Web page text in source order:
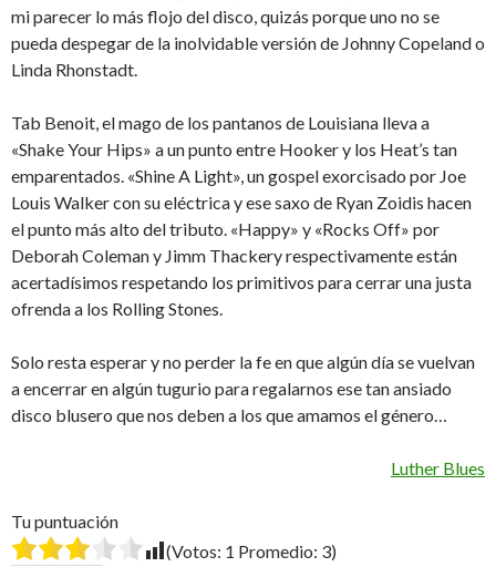
mi parecer lo más flojo del disco, quizás porque uno no se
pueda despegar de la inolvidable versión de Johnny Copeland o
Linda Rhonstadt.
Tab Benoit, el mago de los pantanos de Louisiana lleva a
«Shake Your Hips» a un punto entre Hooker y los Heat’s tan
emparentados. «Shine A Light», un gospel exorcisado por Joe
Louis Walker con su eléctrica y ese saxo de Ryan Zoidis hacen
el punto más alto del tributo. «Happy» y «Rocks Off» por
Deborah Coleman y Jimm Thackery respectivamente están
acertadísimos respetando los primitivos para cerrar una justa
ofrenda a los Rolling Stones.
Solo resta esperar y no perder la fe en que algún día se vuelvan
a encerrar en algún tugurio para regalarnos ese tan ansiado
disco blusero que nos deben a los que amamos el género…
Luther Blues
Tu puntuación
(Votos: 1 Promedio: 3)